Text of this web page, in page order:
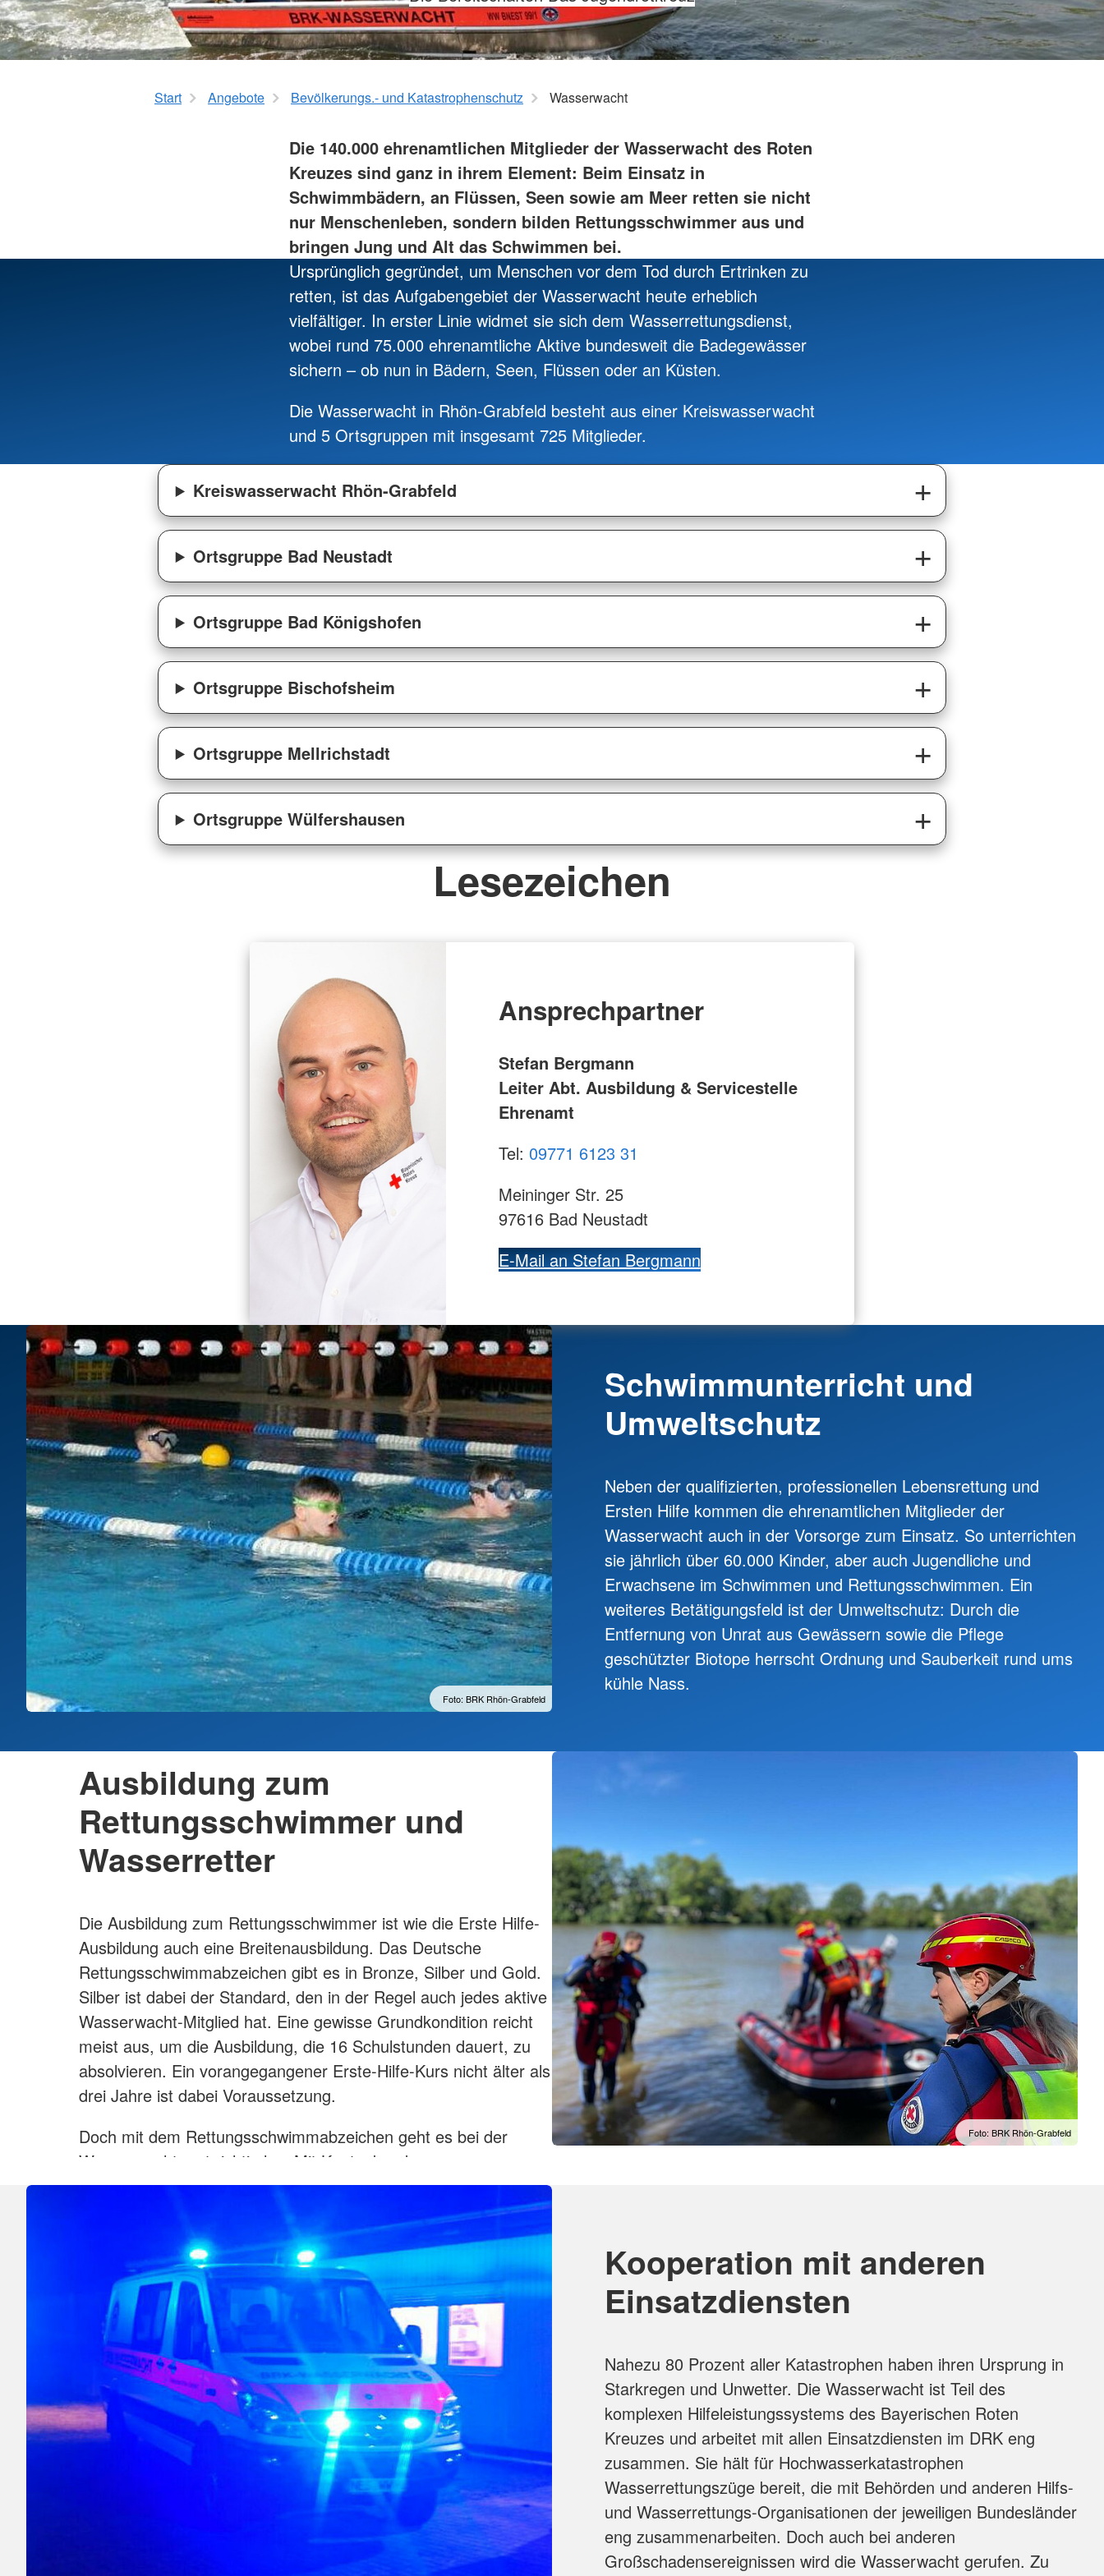
Hospizarbeit
Hospizmobil
Katastrophenschutz
Bergwacht
Rettungshundearbeit
Wasserwacht
Leben mit Krebs
für Menschen nach einem
Schlaganfall
Kinder, Jugend und
Familienhilfe
Stationäre & Ambulante Hilfen
Start Angebote Bevölkerungs.- und Katastrophenschutz Wasserwacht
Die 140.000 ehrenamtlichen Mitglieder der Wasserwacht des Roten
Kreuzes sind ganz in ihrem Element: Beim Einsatz in
Schwimmbädern, an Flüssen, Seen sowie am Meer retten sie nicht
nur Menschenleben, sondern bilden Rettungsschwimmer aus und
bringen Jung und Alt das Schwimmen bei.
Ursprünglich gegründet, um Menschen vor dem Tod durch Ertrinken zu
retten, ist das Aufgabengebiet der Wasserwacht heute erheblich
vielfältiger. In erster Linie widmet sie sich dem Wasserrettungsdienst,
wobei rund 75.000 ehrenamtliche Aktive bundesweit die Badegewässer
sichern – ob nun in Bädern, Seen, Flüssen oder an Küsten.
Die Wasserwacht in Rhön-Grabfeld besteht aus einer Kreiswasserwacht
und 5 Ortsgruppen mit insgesamt 725 Mitglieder.
Kreiswasserwacht Rhön-Grabfeld
Ortsgruppe Bad Neustadt
Ortsgruppe Bad Königshofen
Ortsgruppe Bischofsheim
Ortsgruppe Mellrichstadt
Ortsgruppe Wülfershausen
Lesezeichen
Ansprechpartner
Stefan Bergmann
Leiter Abt. Ausbildung & Servicestelle
Ehrenamt
Tel: 09771 6123 31
Meininger Str. 25
97616 Bad Neustadt
E-Mail an Stefan Bergmann
Foto: BRK Rhön-Grabfeld
Schwimmunterricht und
Umweltschutz
Neben der qualifizierten, professionellen Lebensrettung und
Ersten Hilfe kommen die ehrenamtlichen Mitglieder der
Wasserwacht auch in der Vorsorge zum Einsatz. So unterrichten
sie jährlich über 60.000 Kinder, aber auch Jugendliche und
Erwachsene im Schwimmen und Rettungsschwimmen. Ein
weiteres Betätigungsfeld ist der Umweltschutz: Durch die
Entfernung von Unrat aus Gewässern sowie die Pflege
geschützter Biotope herrscht Ordnung und Sauberkeit rund ums
kühle Nass.
Foto: BRK Rhön-Grabfeld
Ausbildung zum
Rettungsschwimmer und
Wasserretter
Die Ausbildung zum Rettungsschwimmer ist wie die Erste Hilfe-
Ausbildung auch eine Breitenausbildung. Das Deutsche
Rettungsschwimmabzeichen gibt es in Bronze, Silber und Gold.
Silber ist dabei der Standard, den in der Regel auch jedes aktive
Wasserwacht-Mitglied hat. Eine gewisse Grundkondition reicht
meist aus, um die Ausbildung, die 16 Schulstunden dauert, zu
absolvieren. Ein vorangegangener Erste-Hilfe-Kurs nicht älter als
drei Jahre ist dabei Voraussetzung.
Doch mit dem Rettungsschwimmabzeichen geht es bei der
Wasserwacht erst richtig los. Mit Knotenkunde,
Schnorchelabzeichen und einer Ausbildung in Wiederbelebung
geht es zum „Rettungsschwimmer im Wasserrettungsdienst“.
Das ist die Grundqualifikation für alle Wasserwachts-Mitglieder,
die Badeaufsicht an Gewässern machen. Vier Module schließen
sich dann in der Ausbildung zum Wasserretter an. Dabei werden
notfallmedizinische Kenntnisse vertieft, spezielle Rettungen auch
aus Flüssen geübt oder das Retten mit dem Boot trainiert. Wer
Wasserretter ist, hat auch die Grundqualifikation im
Sanitätsdienst und kann so zum Beispiel auch Sanitätsdienst bei
Veranstaltungen übernehmen.
Weitere Infos:
: Dieser Link führt auf die Seite eines anderen Anbieters
Kooperation mit anderen
Einsatzdiensten
Nahezu 80 Prozent aller Katastrophen haben ihren Ursprung in
Starkregen und Unwetter. Die Wasserwacht ist Teil des
komplexen Hilfeleistungssystems des Bayerischen Roten
Kreuzes und arbeitet mit allen Einsatzdiensten im DRK eng
zusammen. Sie hält für Hochwasserkatastrophen
Wasserrettungszüge bereit, die mit Behörden und anderen Hilfs-
und Wasserrettungs-Organisationen der jeweiligen Bundesländer
eng zusammenarbeiten. Doch auch bei anderen
Großschadensereignissen wird die Wasserwacht gerufen. Zu